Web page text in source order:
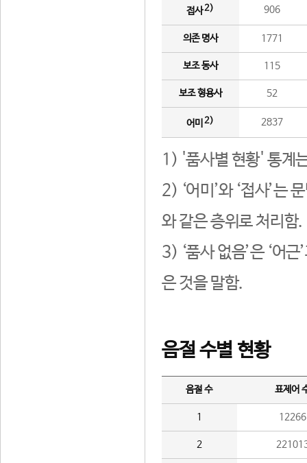
접사2) 906
의존 명사 1771
보조 동사 115
보조 형용사 52
어미 2) 2837
1) '품사별 현황' 통계
2) ‘어미’와 ‘접사’는
와 같은 층위로 처리함.
3) ‘품사 없음’은 ‘어
은 것을 말함.
음절 수별 현황
음절 수 표제어
1 12266
2